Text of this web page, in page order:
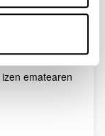
ematearen